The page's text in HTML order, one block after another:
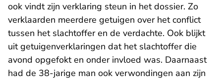
ook vindt zijn verklaring steun in het dossier. Zo
verklaarden meerdere getuigen over het conflict
tussen het slachtoffer en de verdachte. Ook blijkt
uit getuigenverklaringen dat het slachtoffer die
avond opgefokt en onder invloed was. Daarnaast
had de 38-jarige man ook verwondingen aan zijn